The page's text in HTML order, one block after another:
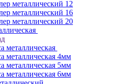
металлический 12
металлический 16
металлический 20
металлическая
металлическая 4мм
металлическая 5мм
металлическая 6мм